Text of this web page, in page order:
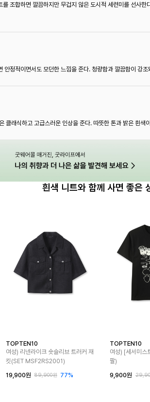
조합하면 깔끔하지만 무겁지 않은 도시적 세련미를 선사
안정적이면서도 모던한 느낌을 준다. 청량함과 깔끔함이 강
클래식하고 고급스러운 인상을 준다. 따뜻한 톤과 밝은 흰
흰색 니트와 함께 사면 좋은
TOPTEN10
여성) 리넨라이크 숏슬리브 트러커 재
킷(SET MSF2RS2001)
19,900원
89,900원 77%
TOPTEN10
여성) [세서미스
팔)
9,900원